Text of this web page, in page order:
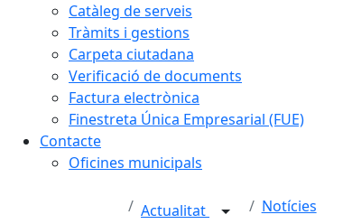
Catàleg de serveis
Tràmits i gestions
Carpeta ciutadana
Verificació de documents
Factura electrònica
Finestreta Única Empresarial (FUE)
Contacte
Oficines municipals
Actualitat Notícies